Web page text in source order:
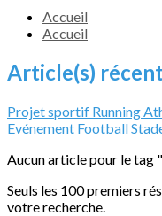
Accueil
Accueil
Article(s)
Projet sportif Running
Evénement Football
Aucun article pour le tag
Seuls les 100 premiers
votre recherche.